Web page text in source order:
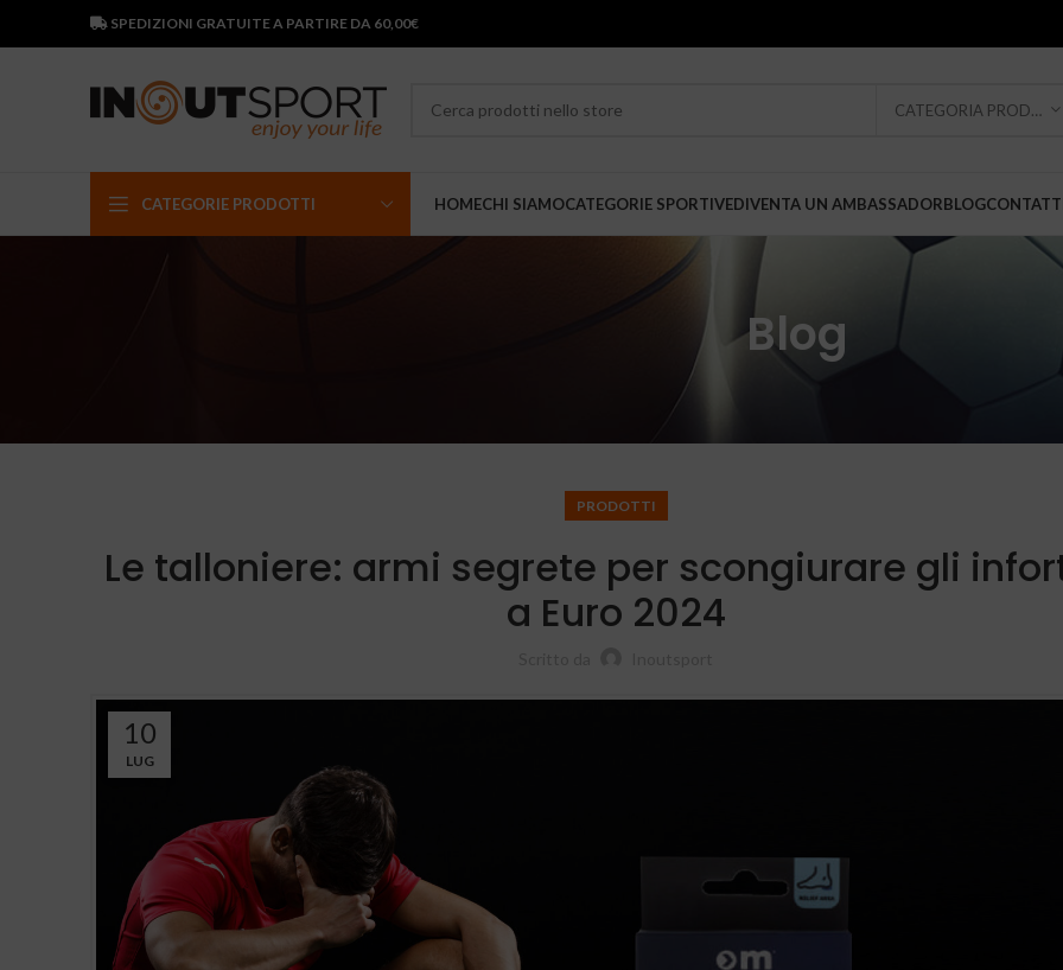
SPEDIZIONI GRATUITE A PARTIRE DA 60,00€
CATEGORIA PRODOTTO
CATEGORIE PRODOTTI HOMECHI SIAMOCATEGORIE SPORTIVEDIVENTA UN AMBASSADORBLOG
Blog
PRODOTTI
Le talloniere: armi segrete per scongiurare gli
a Euro 2024
10
LUG